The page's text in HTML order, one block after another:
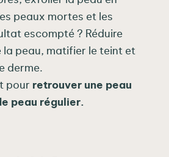
peaux mortes et les
escompté ? Réduire
la peau, matifier le teint et
derme.
pour retrouver une peau
peau régulier.